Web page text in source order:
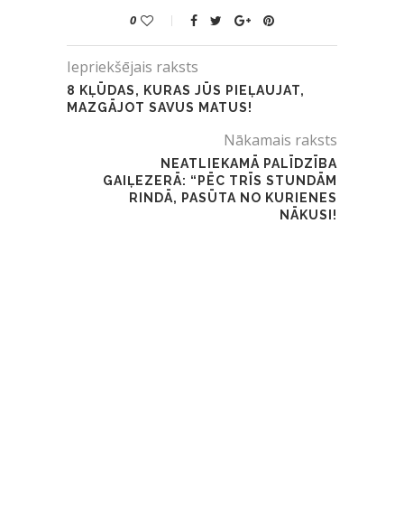
0
Iepriekšējais raksts
8 KĻŪDAS, KURAS JŪS PIEĻAUJAT,
MAZGĀJOT SAVUS MATUS!
Nākamais raksts
NEATLIEKAMĀ PALĪDZĪBA
GAIĻEZERĀ: “PĒC TRĪS STUNDĀM
RINDĀ, PASŪTA NO KURIENES
NĀKUSI!